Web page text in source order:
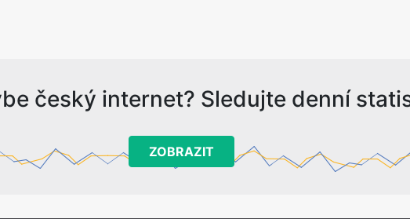
český internet? Sledujte denní
ZOBRAZIT